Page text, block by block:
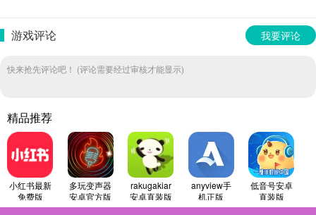
游戏评论 我要评论
快来抢先评论吧！ (评论需要经过审核才能显示)
精品推荐
小红书最新
免费版
多玩变声器
安卓官方版
rakugakiar
安卓直装版
anyview手
机正版
低音号安卓
直装版